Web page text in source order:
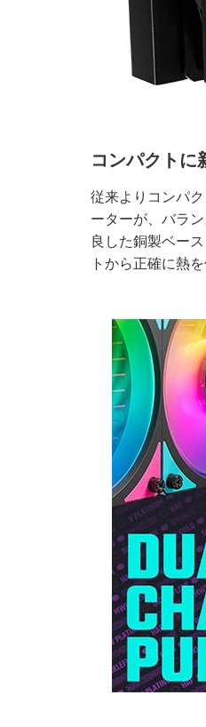
コンパクトに
従来よりコンパ
ーターが、バラ
良した銅製ベー
トから正確に熱